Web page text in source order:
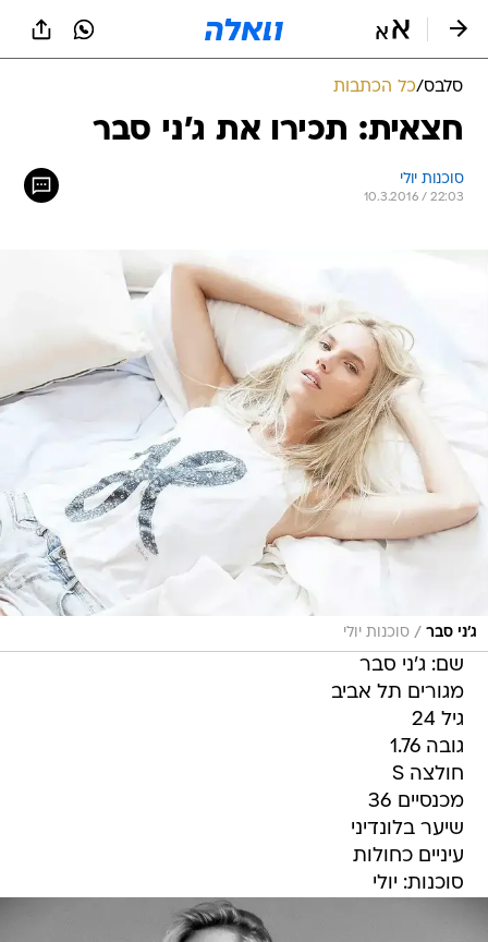
סלבס/כל הכתבות
חצאית: תכירו את ג'ני סבר
סוכנות יולי
10.3.2016 / 22:03
ג'ני סבר / סוכנות יולי
שם: ג'ני סבר
מגורים תל אביב
גיל 24
גובה 1.76
חולצה S
מכנסיים 36
שיער בלונדיני
עיניים כחולות
סוכנות: יולי